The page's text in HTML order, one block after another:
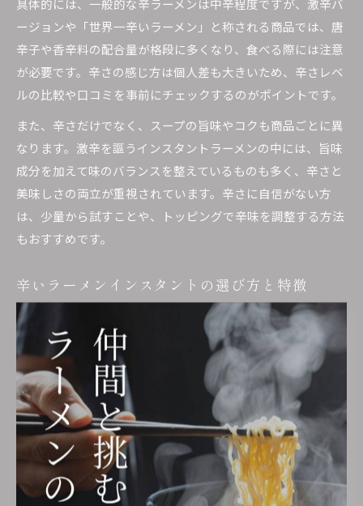
具体的には、一般的な辛ラーメンは中辛程度ですが、激辛バ
ージョンや「世界一辛いラーメン」と称される商品では、唐
辛子や香辛料の配合量が格段に多くなり、食べる際には注意
が必要です。辛さの感じ方は個人差も大きいため、辛さレベ
ルの比較や口コミを事前にチェックするのがポイントです。
また、辛さだけでなく、スープの旨味やコクも商品ごとに異
なります。激辛を謳うインスタントラーメンの中には、旨味
成分を加えて味のバランスを整えているものも多く、辛さと
美味しさの両立が重視されています。辛さに自信がない方
は、少量から試すことや、トッピングで辛味を調整する方法
もおすすめです。
辛いラーメンインスタントの選び方と特徴
辛いインスタントラーメンを選ぶ際は、辛さの強さだけでな
く、スープや麺の特徴にも注目しましょう。唐辛子ベースの
もの、シビ辛系、味噌や豚骨などベースの違いで味わいも大
きく変わります。自分の好みや体調に合わせて選ぶことが大
切です。
選び方のポイントとして、まずは辛さレベルの確認、次にス
ープのタイプと旨味成分、最後に麺の太さやコシをチェック
することが挙げられます。辛いラーメンインスタントは、ア